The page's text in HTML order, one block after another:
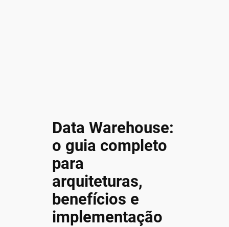
Data Warehouse:
o guia completo
para
arquiteturas,
benefícios e
implementação